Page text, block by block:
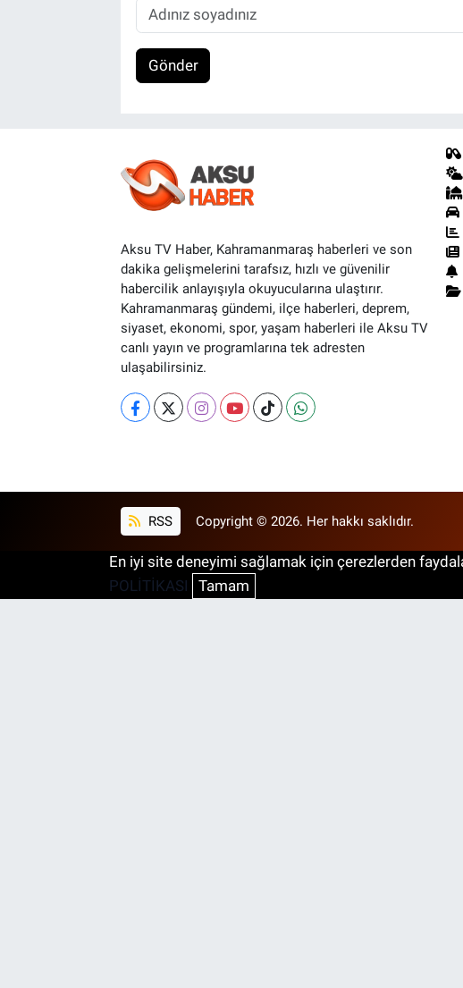
Gönder
Aksu TV Haber, Kahramanmaraş haberleri ve son
dakika gelişmelerini tarafsız, hızlı ve güvenilir
habercilik anlayışıyla okuyucularına ulaştırır.
Kahramanmaraş gündemi, ilçe haberleri, deprem,
siyaset, ekonomi, spor, yaşam haberleri ile Aksu TV
canlı yayın ve programlarına tek adresten
ulaşabilirsiniz.
RSS Copyright © 2026. Her hakkı saklıdır.
En iyi site deneyimi sağlamak için çerezlerden
POLİTİKASI
Tamam